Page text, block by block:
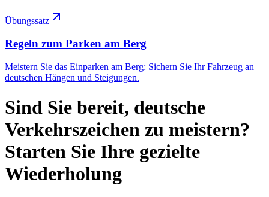
Übungssatz
Regeln zum Parken am Berg
Meistern Sie das Einparken am Berg: Sichern Sie Ihr Fahrzeug an
deutschen Hängen und Steigungen.
Sind Sie bereit, deutsche
Verkehrszeichen zu meistern?
Starten Sie Ihre gezielte
Wiederholung